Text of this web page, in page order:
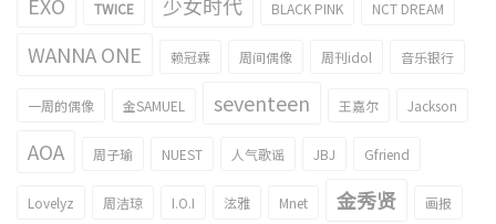
TWICE BLACK PINK NCT DREAM
WANNA ONE 赖冠霖 周间偶像 周刊idol 音乐银行
一周的偶像 金SAMUEL seventeen 王嘉尔 Jackson
AOA 周子瑜 NUEST 人气歌谣 JBJ Gfriend
Lovelyz 周洁琼 I.O.I 泫雅 Mnet 金秀贤 画报